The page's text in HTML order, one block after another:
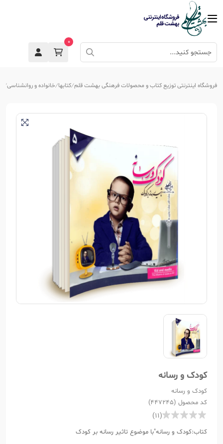
0
فروشگاه اینترنتی توزیع کتاب و محصولات فرهنگی بهشت قلم کتابها خانواده و روانشناسی
کودک و رسانه
کودک و رسانه
کد محصول (447245)
(11)
کتاب:کودک و رسانه"با موضوع تاثیر رسانه بر کودک